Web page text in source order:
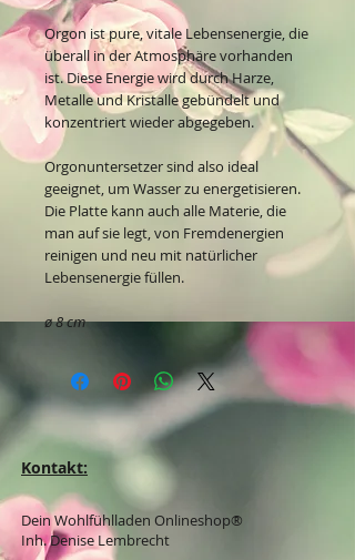
Orgon ist pure, vitale Lebensenergie, die
überall in der Atmosphäre vorhanden
ist. Diese Energie wird durch Harze,
Metalle und Kristalle gebündelt und
konzentriert wieder abgegeben.
Orgonuntersetzer sind also ideal
geeignet, um Wasser zu energetisieren.
Die Platte kann auch alle Materie, die
man auf sie legt, von Fremdenergien
reinigen und neu mit natürlicher
Lebensenergie füllen.
ø 8 cm
Kontakt:
Dein Wohlfühlladen Onlineshop®
Inh. Denise Lembrecht